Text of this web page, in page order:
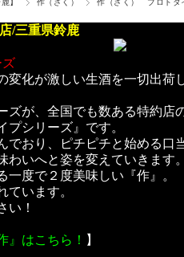
】 作（ざく） 作（ざく） プロトタ
/三重県鈴鹿
化が激しい生酒を一切出
が、全国でも数ある特約
シリーズ』です。
おり、ピチピチと始める口
いへと姿を変えていきます。
度で２度美味しい『作』。
います。
い！
』はこちら！ 】